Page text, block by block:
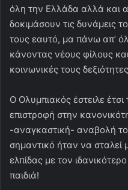
όλη την Ελλάδα αλλά και
δοκιμάσουν τις δυνάμεις
τους εαυτό, μα πάνω απ’
κάνοντας νέους φίλους
κοινωνικές τους
Ο Ολυμπιακός έστειλε
επιστροφή στην
-αναγκαστική- αναβολή
σημαντικό ήταν να σταλεί
ελπίδας με τον
παιδιά!